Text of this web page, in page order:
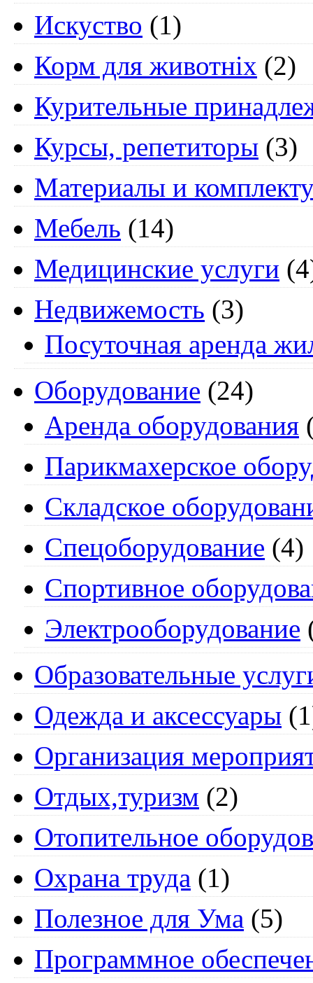
Искуство (1)
Корм для животніх (2)
Курительные
Курсы, репетиторы (3)
Материалы и
Мебель (14)
Медицинские услуги
Недвижемость (3)
Посуточная аренда
Оборудование (24)
Аренда оборудования
Парикмахерское
Складское
Спецоборудование (4)
Спортивное
Электрооборудование
Образовательные
Одежда и аксессуары
Организация
Отдых,туризм (2)
Отопительное
Охрана труда (1)
Полезное для Ума (5)
Программное